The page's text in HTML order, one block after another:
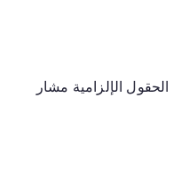
الحقول الإلزامية مشار